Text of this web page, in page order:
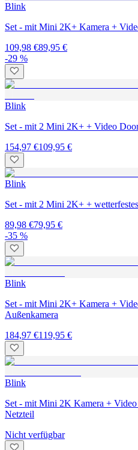
Blink
Set - mit Mini 2K+ Kamera +
109,98 €89,95 €
-29 %
Blink
Set - mit 2 Mini 2K+ + Video
154,97 €109,95 €
Blink
Set - mit 2 Mini 2K+ +
89,98 €79,95 €
-35 %
Blink
Set - mit Mini 2K+ Kamera +
Außenkamera
184,97 €119,95 €
Blink
Set - mit Mini 2K Kamera +
Netzteil
Nicht verfügbar